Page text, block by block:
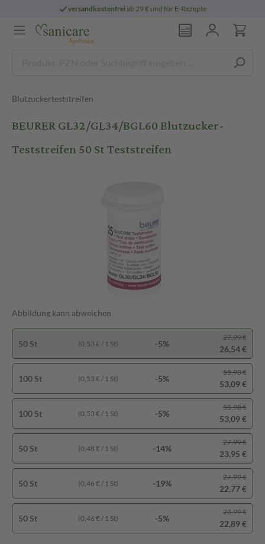
versandkostenfreiab 29 € und für E-Rezepte
Blutzuckerteststreifen
BEURER GL32/GL34/BGL60 Blutzucker-
Teststreifen 50 St Teststreifen
Abbildung kann abweichen
100 St (0,53 € / 1 St) -5%
55,98 €
53,09 €
100 St (0,53 € / 1 St) -5%
55,98 €
53,09 €
50 St (0,48 € / 1 St) -14%
27,99 €
23,95 €
50 St (0,46 € / 1 St) -19%
27,99 €
22,77 €
50 St (0,46 € / 1 St) -5%
23,99 €
22,89 €
50 St (0,53 € / 1 St) -5%
27,99 €
26,54 €